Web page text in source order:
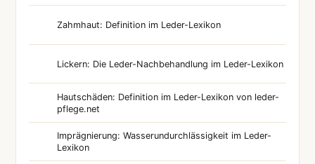
Zahmhaut: Definition im Leder-Lexikon
Lickern: Die Leder-Nachbehandlung im Leder-Lexikon
Hautschäden: Definition im Leder-Lexikon von leder-
pflege.net
Imprägnierung: Wasserundurchlässigkeit im Leder-
Lexikon